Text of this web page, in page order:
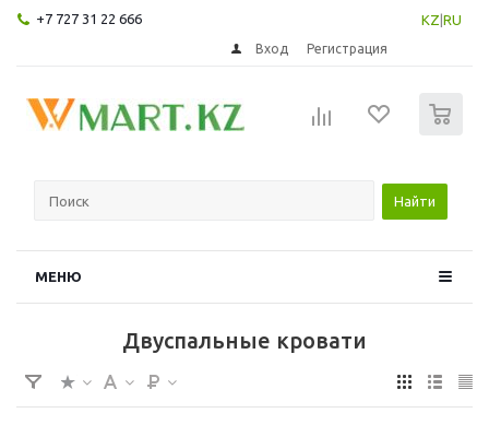
+7 727 31 22 666 KZ RU
Вход Регистрация
Найти
МЕНЮ
Двуспальные кровати